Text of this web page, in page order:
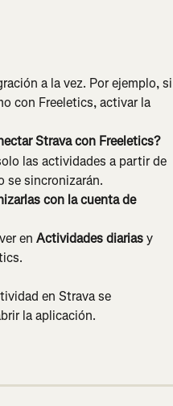
a la vez. Por ejemplo, si
con Freeletics, activar la
Strava con Freeletics?
las actividades a partir de
se sincronizarán.
con la cuenta de
en Actividades diarias y
en Strava se
la aplicación.